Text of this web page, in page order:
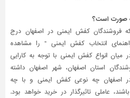
صورت است؟
فروشندگان کفش ایمنی در اصفهان درج
انتخاب کفش ایمنی " را مشاهده
میان انواع کفش ایمنی با توجه به کارایی
استان اصفهان، شهر اصفهان داشته
اصفهان چه نوعی کفش ایمنی و با چه
عاملی تاثیر‌گذار در خرید خواهد بود.